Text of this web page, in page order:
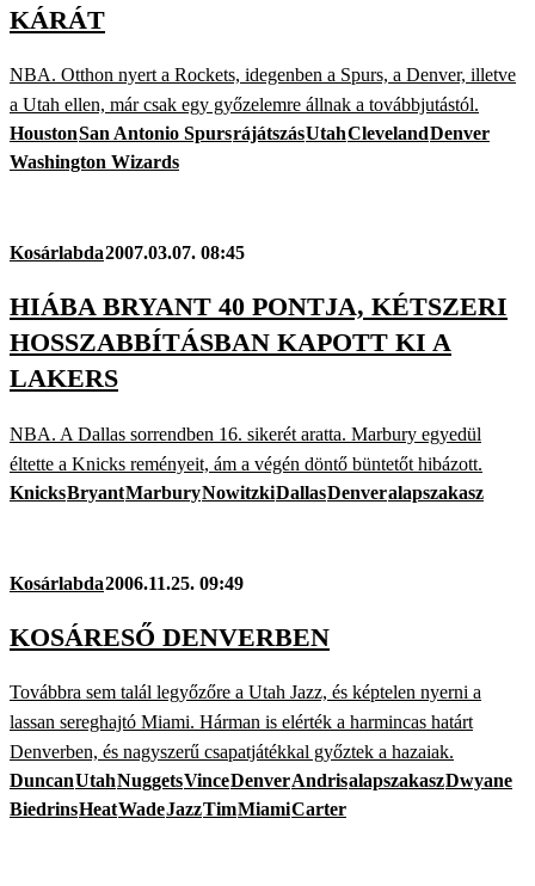
KÁRÁT
NBA. Otthon nyert a Rockets, idegenben a Spurs, a Denver, illetve
a Utah ellen, már csak egy győzelemre állnak a továbbjutástól.
HoustonSan Antonio SpursrájátszásUtahClevelandDenver
Washington Wizards
Kosárlabda2007.03.07. 08:45
HIÁBA BRYANT 40 PONTJA, KÉTSZERI
HOSSZABBÍTÁSBAN KAPOTT KI A
LAKERS
NBA. A Dallas sorrendben 16. sikerét aratta. Marbury egyedül
éltette a Knicks reményeit, ám a végén döntő büntetőt hibázott.
KnicksBryantMarburyNowitzkiDallasDenveralapszakasz
Kosárlabda2006.11.25. 09:49
KOSÁRESŐ DENVERBEN
Továbbra sem talál legyőzőre a Utah Jazz, és képtelen nyerni a
lassan sereghajtó Miami. Hárman is elérték a harmincas határt
Denverben, és nagyszerű csapatjátékkal győztek a hazaiak.
DuncanUtahNuggetsVinceDenverAndrisalapszakaszDwyane
BiedrinsHeatWadeJazzTimMiamiCarter